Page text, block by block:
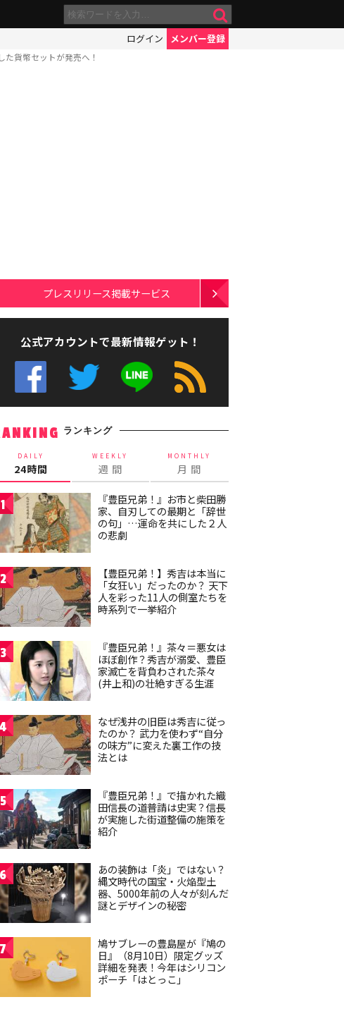
ログイン メンバー登録
貨幣セットが発売へ！
プレスリリース掲載サービス
公式アカウントで最新情報ゲット！
ランキング
DAILY
24時間
WEEKLY
週 間
MONTHLY
月 間
1
『豊臣兄弟！』お市と柴田勝
家、自刃しての最期と「辞世
の句」…運命を共にした２人
の悲劇
2
【豊臣兄弟！】秀吉は本当に
「女狂い」だったのか？ 天下
人を彩った11人の側室たちを
時系列で一挙紹介
3
『豊臣兄弟！』茶々＝悪女は
ほぼ創作？秀吉が溺愛、豊臣
家滅亡を背負わされた茶々
(井上和)の壮絶すぎる生涯
4
なぜ浅井の旧臣は秀吉に従っ
たのか？ 武力を使わず“自分
の味方”に変えた裏工作の技
法とは
5
『豊臣兄弟！』で描かれた織
田信長の道普請は史実？信長
が実施した街道整備の施策を
紹介
6
あの装飾は「炎」ではない？
縄文時代の国宝・火焔型土
器、5000年前の人々が刻んだ
謎とデザインの秘密
7
鳩サブレーの豊島屋が『鳩の
日』（8月10日）限定グッズ
詳細を発表！今年はシリコン
ポーチ「はとっこ」